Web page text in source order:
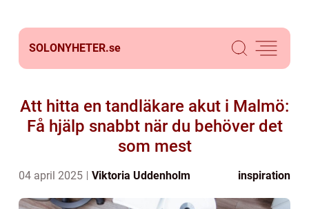
SOLONYHETER.se
Att hitta en tandläkare akut i Malmö:
Få hjälp snabbt när du behöver det
som mest
04 april 2025 Viktoria Uddenholm inspiration